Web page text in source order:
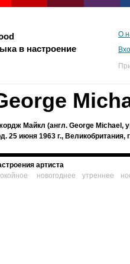
в настроение
О
Майкл (англ. George Michael,
25 июня 1963 г., Великобритания,
артиста
новогоднее утреннее